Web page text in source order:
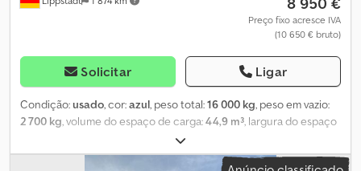
Preço fixo acresce IVA
(10 650 € bruto)
Solicitar Ligar
Condição:usado, cor:azul, peso total:16 000 kg, peso em vazio:
2 700 kg, volume do espaço de carga:44,9 m³, largura do espaço
, comprimento do espaço de carga:
mm, altura do espaço de carga:2 480 mm, Caixa de carga